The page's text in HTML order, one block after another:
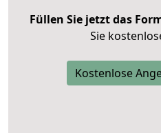
Füllen Sie jetzt das
Sie
Kostenlose